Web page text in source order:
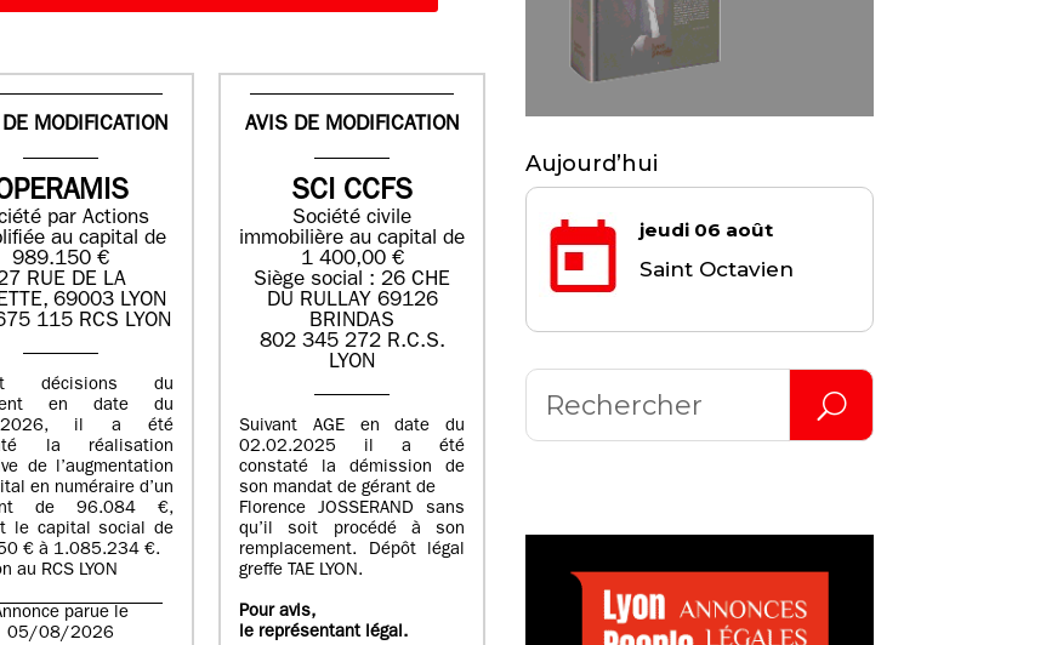
MODIFICATION
par Actions
au capital de
989.150 €
RUE DE LA
69003 LYON
115 RCS LYON
décisions du
en date du
2026, il a été
la réalisation
de l’augmentation
en numéraire d’un
de 96.084 €,
le capital social de
€ à 1.085.234 €.
au RCS LYON
parue le
05/08/2026
AVIS DE MODIFICATION
SCI CCFS
Société civile
immobilière au capital de
1 400,00 €
Siège social : 26 CHE
DU RULLAY 69126
BRINDAS
802 345 272 R.C.S.
LYON
Suivant AGE en date du
02.02.2025 il a été
constaté la démission de
son mandat de gérant de
Florence JOSSERAND sans
qu’il soit procédé à son
remplacement. Dépôt légal
greffe TAE LYON.
Pour avis,
le représentant légal.
Aujourd’hui
jeudi 06 août
Saint Octavien